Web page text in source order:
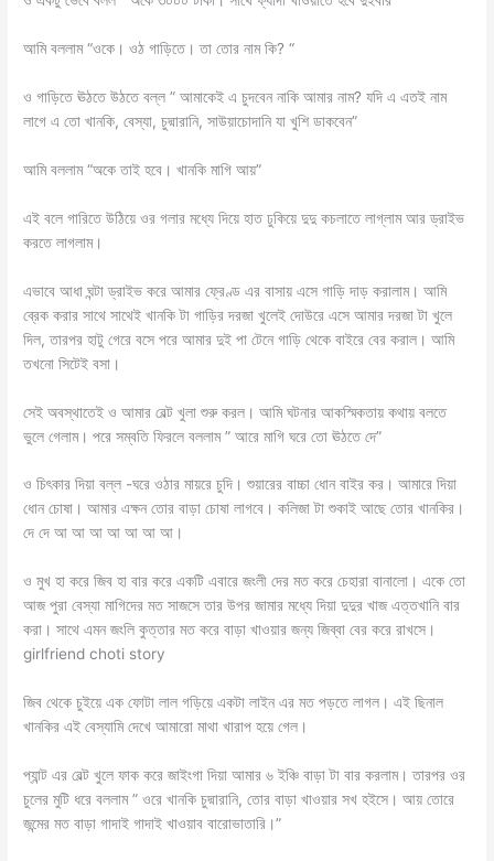
আমি বললাম “ওকে। ওঠ গাড়িতে। তা তোর নাম কি? “
ও গাড়িতে ঊঠতে উঠতে বল্ল ” আমাকেই এ চুদবেন নাকি আমার নাম? যদি এ এতই নাম
লাগে এ তো খানকি, বেস্যা, চুদ্মারানি, সাউয়াচোদানি যা খুশি ডাকবেন”
আমি বললাম “অকে তাই হবে। খানকি মাগি আয়”
এই বলে গারিতে উঠিয়ে ওর গলার মধ্যে দিয়ে হাত ঢুকিয়ে দুদু কচলাতে লাগ্লাম আর ড্রাইভ
করতে লাগলাম।
এভাবে আধা ঘন্টা ড্রাইভ করে আমার ফ্রেণ্ড এর বাসায় এসে গাড়ি দাড় করালাম। আমি
ব্রেক করার সাথে সাথেই খানকি টা গাড়ির দরজা খুলেই দোউরে এসে আমার দরজা টা খুলে
দিল, তারপর হাটু গেরে বসে পরে আমার দুই পা টেনে গাড়ি থেকে বাইরে বের করাল। আমি
তখনো সিটেই বসা।
সেই অবস্থাতেই ও আমার বেল্ট খুলা শুরু করল। আমি ঘটনার আকস্মিকতায় কথায় বলতে
ভুলে গেলাম। পরে সম্বতি ফিরলে বললাম ” আরে মাগি ঘরে তো ঊঠতে দে”
ও চিৎকার দিয়া বল্ল -ঘরে ওঠার মায়রে চুদি। শুয়ারের বাচ্চা ধোন বাইর কর। আমারে দিয়া
ধোন চোষা। আমার এক্ষন তোর বাড়া চোষা লাগবে। কলিজা টা শুকাই আছে তোর খানকির।
দে দে আ আ আ আ আ আ আ।
ও মুখ হা করে জিব হা বার করে একটি এবারে জংলী দের মত করে চেহারা বানালো। একে তো
আজ পুরা বেস্যা মাগিদের মত সাজসে তার উপর জামার মধ্যে দিয়া দুদুর খাজ এত্তখানি বার
করা। সাথে এমন জংলি কুত্তার মত করে বাড়া খাওয়ার জন্য জিব্বা বের করে রাখসে।
girlfriend choti story
জিব থেকে চুইয়ে এক ফোটা লাল গড়িয়ে একটা লাইন এর মত পড়তে লাগল। এই ছিনাল
খানকির এই বেস্যামি দেখে আমারো মাথা খারাপ হয়ে গেল।
প্যান্ট এর বেল্ট খুলে ফাক করে জাইংগা দিয়া আমার ৬ ইঞ্চি বাড়া টা বার করলাম। তারপর ওর
চুলের মুটি ধরে বললাম ” ওরে খানকি চুদ্মারানি, তোর বাড়া খাওয়ার সখ হইসে। আয় তোরে
জন্মের মত বাড়া গাদাই গাদাই খাওয়াব বারোভাতারি।”